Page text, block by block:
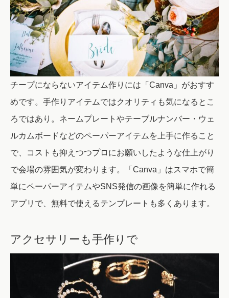
チープにならないアイテム作りには「Canva」がおすす
めです。 手作りアイテムではクオリティも気になるとこ
ろではあり。ネームプレートやテーブルナンバー・ウェ
ルカムボードなどのペーパーアイテムを上手に作ること
で、コストも抑えつつプロにお願いしたような仕上がり
で会場の雰囲気が変わります。「Canva」はスマホで簡
単にペーパーアイテムやSNS発信の画像を簡単に作れる
アプリで、無料で使えるテンプレートも多くあります。
アクセサリーも手作りで